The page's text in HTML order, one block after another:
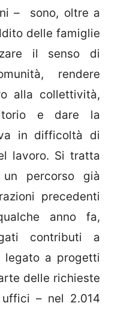
– sono, oltre a
delle famiglie
il senso di
rendere
alla collettività,
e dare la
in difficoltà di
lavoro. Si tratta
percorso già
precedenti
anno fa,
contributi a
a progetti
delle richieste
– nel 2.014